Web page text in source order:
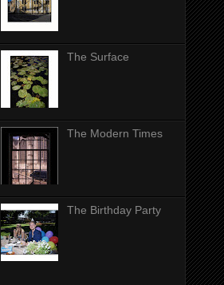
The Surface
The Modern Times
The Birthday Party